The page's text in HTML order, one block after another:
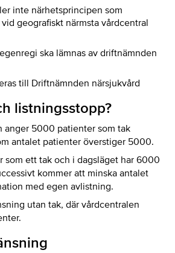
inte närhetsprincipen som
geografiskt närmsta vårdcentral
ska lämnas av driftnämnden
till Driftnämnden närsjukvård
listningsstopp?
anger 5000 patienter som tak
antalet patienter överstiger 5000.
ett tak och i dagsläget har 6000
kommer att minska antalet
med egen avlistning.
utan tak, där vårdcentralen